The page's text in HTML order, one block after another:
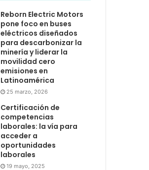
Reborn Electric Motors
pone foco en buses
eléctricos diseñados
para descarbonizar la
minería y liderar la
movilidad cero
emisiones en
Latinoamérica
25 marzo, 2026
Certificación de
competencias
laborales: la vía para
acceder a
oportunidades
laborales
19 mayo, 2025